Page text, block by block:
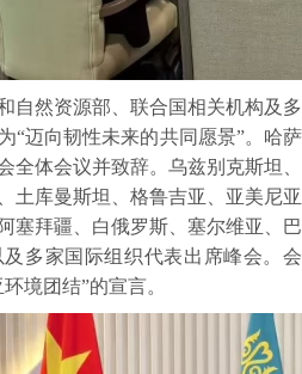
自然资源部、联合国相关机构及多
“迈向韧性未来的共同愿景”。哈萨
全体会议并致辞。乌兹别克斯坦、
土库曼斯坦、格鲁吉亚、亚美尼亚
塞拜疆、白俄罗斯、塞尔维亚、巴
多家国际组织代表出席峰会。会
境团结”的宣言。